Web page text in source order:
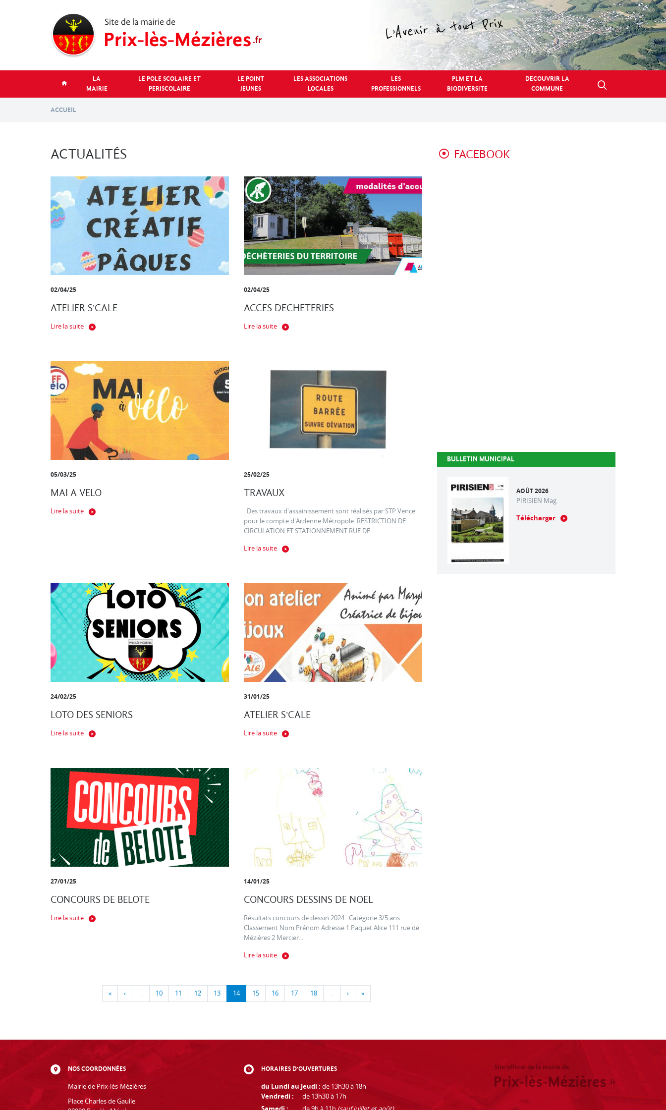
LA
MAIRIE
LE POLE SCOLAIRE ET
PERISCOLAIRE
LE POINT
JEUNES
LES ASSOCIATIONS
LOCALES
LES
PROFESSIONNELS
PLM ET LA
BIODIVERSITE
DECOUVRIR LA
COMMUNE
ACCUEIL
ACTUALITÉS
02/04/25
ATELIER S'CALE
Lire la suite
02/04/25
ACCES DECHETERIES
Lire la suite
05/03/25
MAI A VELO
Lire la suite
25/02/25
TRAVAUX
Des travaux d'assainissement sont réalisés par STP Vence
pour le compte d'Ardenne Métropole. RESTRICTION DE
CIRCULATION ET STATIONNEMENT RUE DE...
Lire la suite
24/02/25
LOTO DES SENIORS
Lire la suite
31/01/25
ATELIER S'CALE
Lire la suite
27/01/25
CONCOURS DE BELOTE
Lire la suite
14/01/25
CONCOURS DESSINS DE NOEL
Résultats concours de dessin 2024 Catégorie 3/5 ans
Classement Nom Prénom Adresse 1 Paquet Alice 111 rue de
Mézières 2 Mercier...
Lire la suite
« ‹ … 10 11 12 13 14 15 16 17 18 … › »
FACEBOOK
BULLETIN MUNICIPAL
AOÛT 2026
PIRISIEN Mag
Télécharger
NOS COORDONNÉES
Mairie de Prix-lès-Mézières
Place Charles de Gaulle
HORAIRES D'OUVERTURES
du Lundi au Jeudi : de 13h30 à 18h
Vendredi :
de 13h30 à 17h